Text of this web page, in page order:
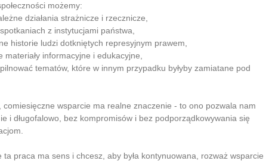
możemy:
działania strażnicze i rzecznicze,
z instytucjami państwa,
historie ludzi dotkniętych represyjnym prawem,
materiały informacyjne i edukacyjne,
tematów, które w innym przypadku byłyby zamiatane pod
comiesięczne wsparcie ma realne znaczenie - to ono pozwala nam
i długofalowo, bez kompromisów i bez podporządkowywania się
ta praca ma sens i chcesz, aby była kontynuowana, rozważ wsparcie